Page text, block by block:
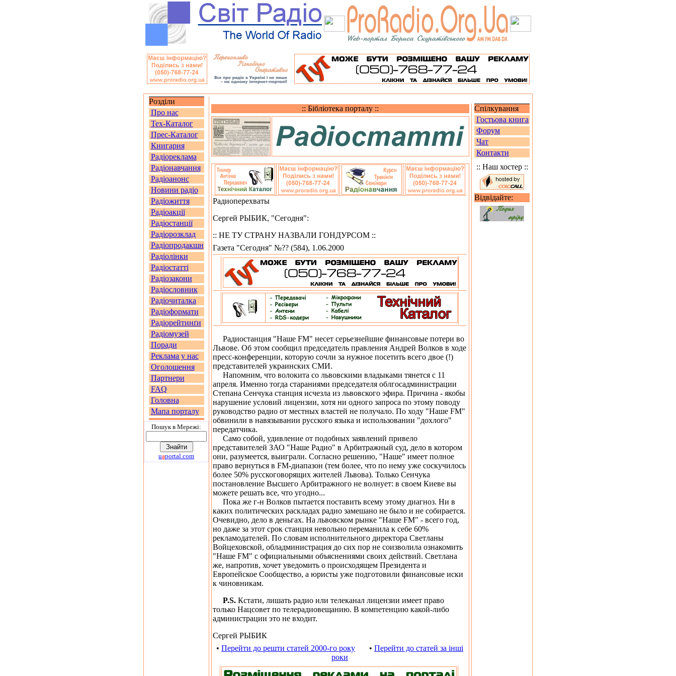
Розділи
Про нас
Тех-Каталог
Прес-Каталог
Книгарня
Радіореклама
Радіонавчання
Радіоанонс
Новини радіо
Радіожиття
Радіоакції
Радіостанції
Радіорозклад
Радіопродакшн
Радіолінки
Радіостатті
Радіозакони
Радіословник
Радіочиталка
Радіоформати
Радіорейтинґи
Радіомузей
Поради
Реклама у нас
Оголошення
Партнери
FAQ
Головна
Мапа порталу
Пошук в Мережi:
uaportal.com
Спілкування
Гостьова книга
Форум
Чат
Контакти
:: Бібліотека порталу ::
Радиоперехваты
Сергей РЫБИК, "Сегодня":
:: НЕ ТУ СТРАНУ НАЗВАЛИ ГОНДУРСОМ ::
Газета "Сегодня" №?? (584), 1.06.2000
Радиостанция "Наше FM" несет серьезнейшие финансовые потери во
Львове. Об этом сообщил председатель правления Андрей Волков в ходе
пресс-конференции, которую сочли за нужное посетить всего двое (!)
представителей украинских СМИ.
Напомним, что волокита со львовскими владыками тянется с 11
апреля. Именно тогда стараниями председателя облгосадминистрации
Степана Сенчука станция исчезла из львовского эфира. Причина - якобы
нарушение условий лицензии, хотя ни одного запроса по этому поводу
руководство радио от местных властей не получало. По ходу "Наше FM"
обвинили в навязывании русского языка и использовании "дохлого"
передатчика.
Само собой, удивление от подобных заявлений привело
представителей ЗАО "Наше Радио" в Арбитражный суд, дело в котором
они, разумеется, выиграли. Согласно решению, "Наше" имеет полное
право вернуться в FM-диапазон (тем более, что по нему уже соскучилось
более 50% русскоговорящих жителей Львова). Только Сенчука
постановление Высшего Арбитражного не волнует: в своем Киеве вы
можете решать все, что угодно...
Пока же г-н Волков пытается поставить всему этому диагноз. Ни в
каких политических раскладах радио замешано не было и не собирается.
Очевидно, дело в деньгах. На львовском рынке "Наше FM" - всего год,
но даже за этот срок станция невольно переманила к себе 60%
рекламодателей. По словам исполнительного директора Светланы
Войцеховской, обладминистрация до сих пор не соизволила ознакомить
"Наше FM" с официальными объяснениями своих действий. Светлана
же, напротив, хочет уведомить о происходящем Президента и
Европейское Сообщество, а юристы уже подготовили финансовые иски
к чиновникам.
P.S. Кстати, лишать радио или телеканал лицензии имеет право
только Нацсовет по телерадиовещанию. В компетенцию какой-либо
администрации это не входит.
Сергей РЫБИК
• Перейти до решти статей 2000-го року • Перейти до статей за інші
роки
:: Наш хостер ::
Відвідайте: